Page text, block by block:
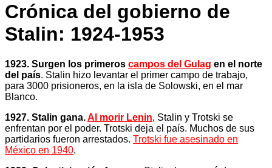
Crónica del gobierno de
Stalin: 1924-1953
1923. Surgen los primeros campos del Gulag en el norte
del país. Stalin hizo levantar el primer campo de trabajo,
para 3000 prisioneros, en la isla de Solowski, en el mar
Blanco.
1927. Stalin gana.Al morir Lenin, Stalin y Trotski se
enfrentan por el poder. Trotski deja el país. Muchos de sus
partidarios fueron arrestados. Trotski fue asesinado en
México en 1940.